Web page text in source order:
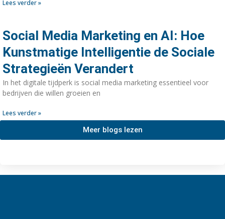
Lees verder »
Social Media Marketing en AI: Hoe
Kunstmatige Intelligentie de Sociale
Strategieën Verandert
In het digitale tijdperk is social media marketing essentieel voor
bedrijven die willen groeien en
Lees verder »
Meer blogs lezen